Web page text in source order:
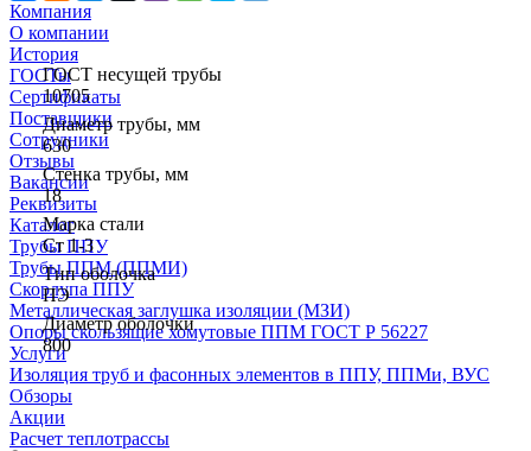
ГОСТ несущей трубы
10705
Диаметр трубы, мм
630
Стенка трубы, мм
18
Марка стали
Ст 1-3
Тип оболочка
ПЭ
Диаметр оболочки
800
Компания
О компании
История
ГОСТы
Сертификаты
Поставщики
Сотрудники
Отзывы
Вакансии
Реквизиты
Каталог
Трубы ППУ
Трубы ППМ (ППМИ)
Скорлупа ППУ
Металлическая заглушка изоляции (МЗИ)
Опоры скользящие хомутовые ППМ ГОСТ Р 56227
Услуги
Изоляция труб и фасонных элементов в ППУ, ППМи, ВУС
Обзоры
Акции
Расчет теплотрассы